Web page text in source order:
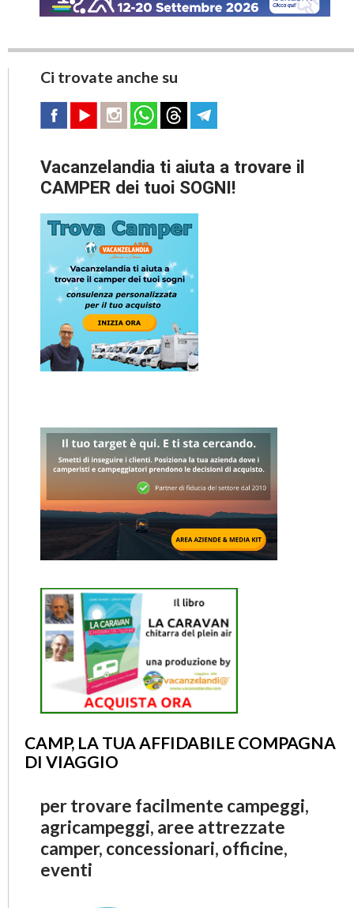
Ci trovate anche su
Vacanzelandia ti aiuta a trovare il
CAMPER dei tuoi SOGNI!
CAMP, LA TUA AFFIDABILE COMPAGNA
DI VIAGGIO
per trovare facilmente campeggi,
agricampeggi, aree attrezzate
camper, concessionari, officine,
eventi